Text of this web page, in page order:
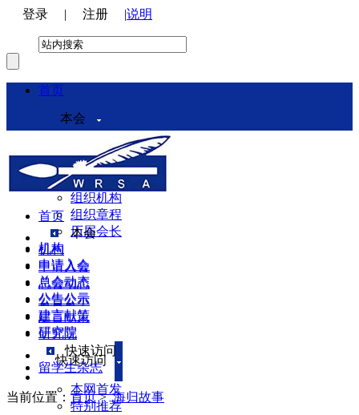
登录 | 注册 |说明
首页
本会
本会介绍
领导机构
理事会
组织机构
组织章程
历届会长
机构
申请入会
总会动态
公告公示
建言献策
研究院
快速访问
本网首发
特别推荐
首页
本会
机构
申请入会
总会动态
公告公示
建言献策
研究院
快速访问
留学生杂志
当前位置： 首页>海归故事